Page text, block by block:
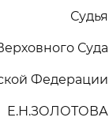
Судья
Суда
Федерации
Е.Н.ЗОЛОТОВА